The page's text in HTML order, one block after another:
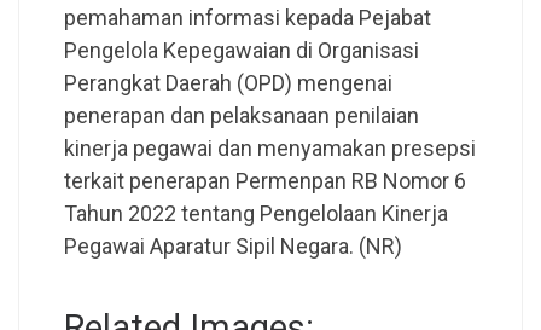
pemahaman informasi kepada Pejabat
Pengelola Kepegawaian di Organisasi
Perangkat Daerah (OPD) mengenai
penerapan dan pelaksanaan penilaian
kinerja pegawai dan menyamakan presepsi
terkait penerapan Permenpan RB Nomor 6
Tahun 2022 tentang Pengelolaan Kinerja
Pegawai Aparatur Sipil Negara. (NR)